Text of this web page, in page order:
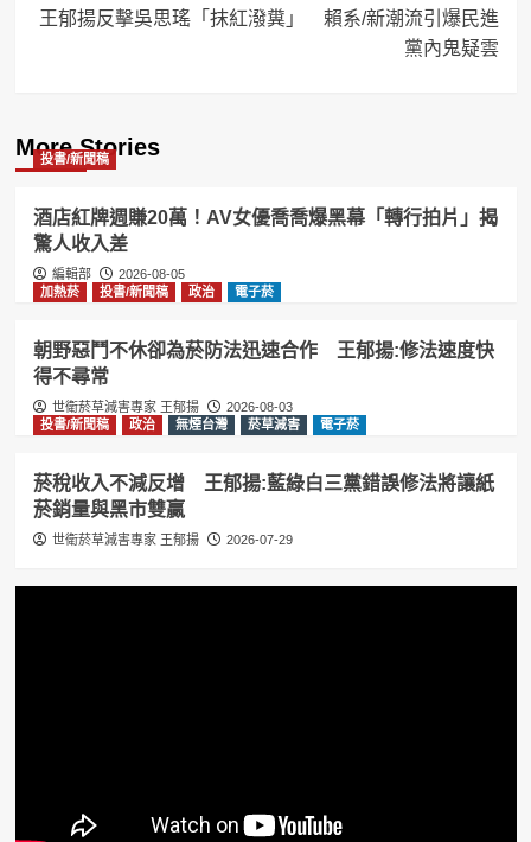
王郁揚反擊吳思瑤「抹紅潑糞」 賴系/新潮流引爆民進
黨內鬼疑雲
More Stories
投書/新聞稿
酒店紅牌週賺20萬！AV女優喬喬爆黑幕「轉行拍片」揭
驚人收入差
編輯部
2026-08-05
加熱菸
投書/新聞稿 政治 電子菸
朝野惡鬥不休卻為菸防法迅速合作 王郁揚:修法速度快
得不尋常
世衛菸草減害專家 王郁揚
2026-08-03
投書/新聞稿
政治 無煙台灣 菸草減害 電子菸
菸稅收入不減反增 王郁揚:藍綠白三黨錯誤修法將讓紙
菸銷量與黑市雙贏
世衛菸草減害專家 王郁揚 2026-07-29